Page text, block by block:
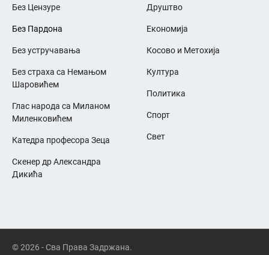
Без Цензуре
Без Пардона
Без устручавања
Без страха са Немањом
Шаровићем
Глас народа са Миланом
Миленковићем
Катедра професора Зеца
Скенер др Александра
Дикића
Друштво
Економија
Косово и Метохија
Култура
Политика
Спорт
Свет
© 2026 - Сва Права Задржана.